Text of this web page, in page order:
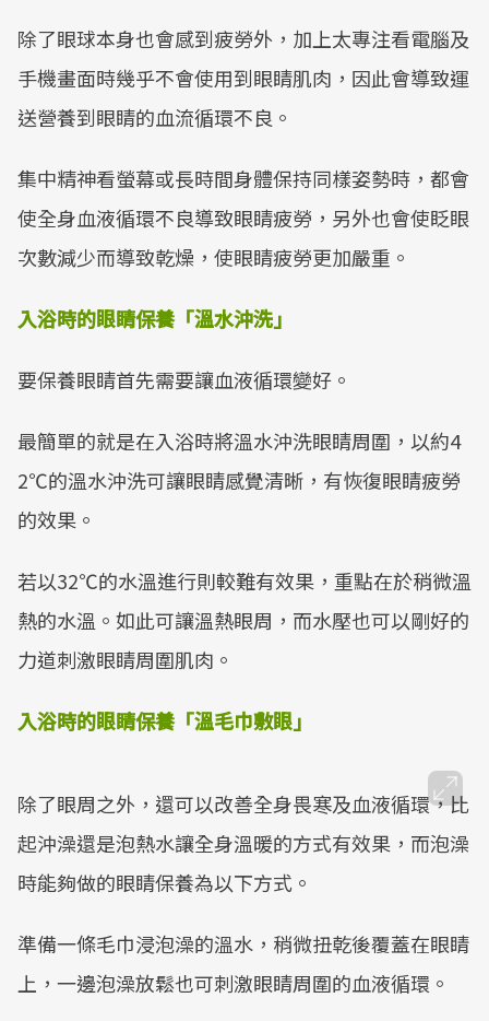
除了眼球本身也會感到疲勞外，加上太專注看電腦及
手機畫面時幾乎不會使用到眼睛肌肉，因此會導致運
送營養到眼睛的血流循環不良。
集中精神看螢幕或長時間身體保持同樣姿勢時，都會
使全身血液循環不良導致眼睛疲勞，另外也會使眨眼
次數減少而導致乾燥，使眼睛疲勞更加嚴重。
入浴時的眼睛保養「溫水沖洗」
要保養眼睛首先需要讓血液循環變好。
最簡單的就是在入浴時將溫水沖洗眼睛周圍，以約4
2℃的溫水沖洗可讓眼睛感覺清晰，有恢復眼睛疲勞
的效果。
若以32℃的水溫進行則較難有效果，重點在於稍微溫
熱的水溫。如此可讓溫熱眼周，而水壓也可以剛好的
力道刺激眼睛周圍肌肉。
入浴時的眼睛保養「溫毛巾敷眼」
除了眼周之外，還可以改善全身畏寒及血液循環，比
起沖澡還是泡熱水讓全身溫暖的方式有效果，而泡澡
時能夠做的眼睛保養為以下方式。
準備一條毛巾浸泡澡的溫水，稍微扭乾後覆蓋在眼睛
上，一邊泡澡放鬆也可刺激眼睛周圍的血液循環。